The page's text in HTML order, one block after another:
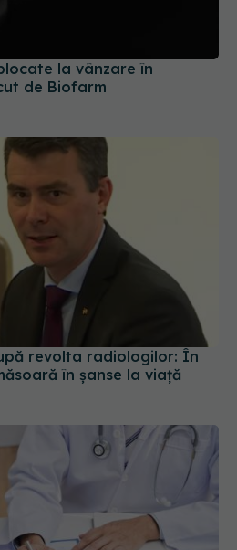
revolta radiologilor: În
în șanse la viață